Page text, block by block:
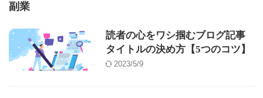
副業
読者の心をワシ掴むブログ記事
タイトルの決め方【5つのコツ】
2023/5/9